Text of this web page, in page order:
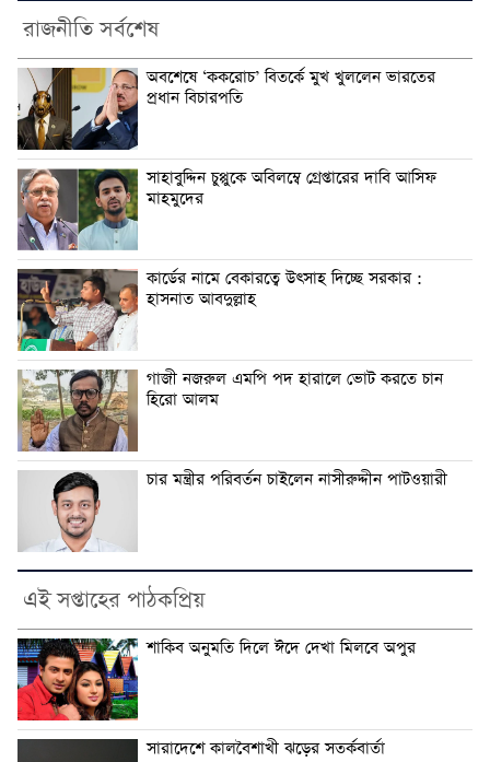
রাজনীতি সর্বশেষ
অবশেষে ‘ককরোচ’ বিতর্কে মুখ খুললেন ভারতের
প্রধান বিচারপতি
সাহাবুদ্দিন চুপ্পুকে অবিলম্বে গ্রেপ্তারের দাবি আসিফ
মাহমুদের
কার্ডের নামে বেকারত্বে উৎসাহ দিচ্ছে সরকার :
হাসনাত আবদুল্লাহ
গাজী নজরুল এমপি পদ হারালে ভোট করতে চান
হিরো আলম
চার মন্ত্রীর পরিবর্তন চাইলেন নাসীরুদ্দীন পাটওয়ারী
এই সপ্তাহের পাঠকপ্রিয়
শাকিব অনুমতি দিলে ঈদে দেখা মিলবে অপুর
সারাদেশে কালবৈশাখী ঝড়ের সতর্কবার্তা